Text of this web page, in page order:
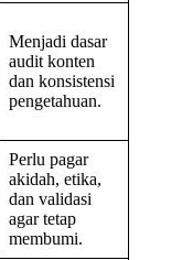
Menjadi dasar
audit konten
dan konsistensi
pengetahuan.
Perlu pagar
akidah, etika,
dan validasi
agar tetap
membumi.